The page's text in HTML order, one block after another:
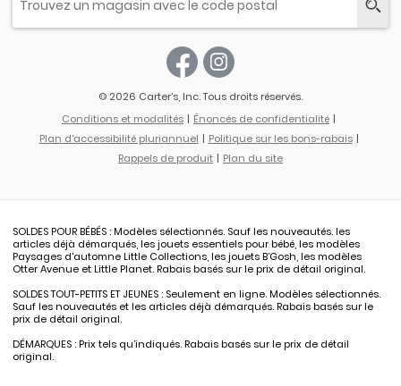
© 2026 Carter’s, Inc. Tous droits réservés.
Conditions et modalités
Énoncés de confidentialité
Plan d'accessibilité pluriannuel
Politique sur les bons-rabais
Rappels de produit
Plan du site
SOLDES POUR BÉBÉS : Modèles sélectionnés. Sauf les nouveautés. les
articles déjà démarqués, les jouets essentiels pour bébé, les modèles
Paysages d'automne Little Collections, les jouets B’Gosh, les modèles
Otter Avenue et Little Planet. Rabais basés sur le prix de détail original.
SOLDES TOUT-PETITS ET JEUNES : Seulement en ligne. Modèles sélectionnés.
Sauf les nouveautés et les articles déjà démarqués. Rabais basés sur le
prix de détail original.
DÉMARQUES : Prix tels qu’indiqués. Rabais basés sur le prix de détail
original.